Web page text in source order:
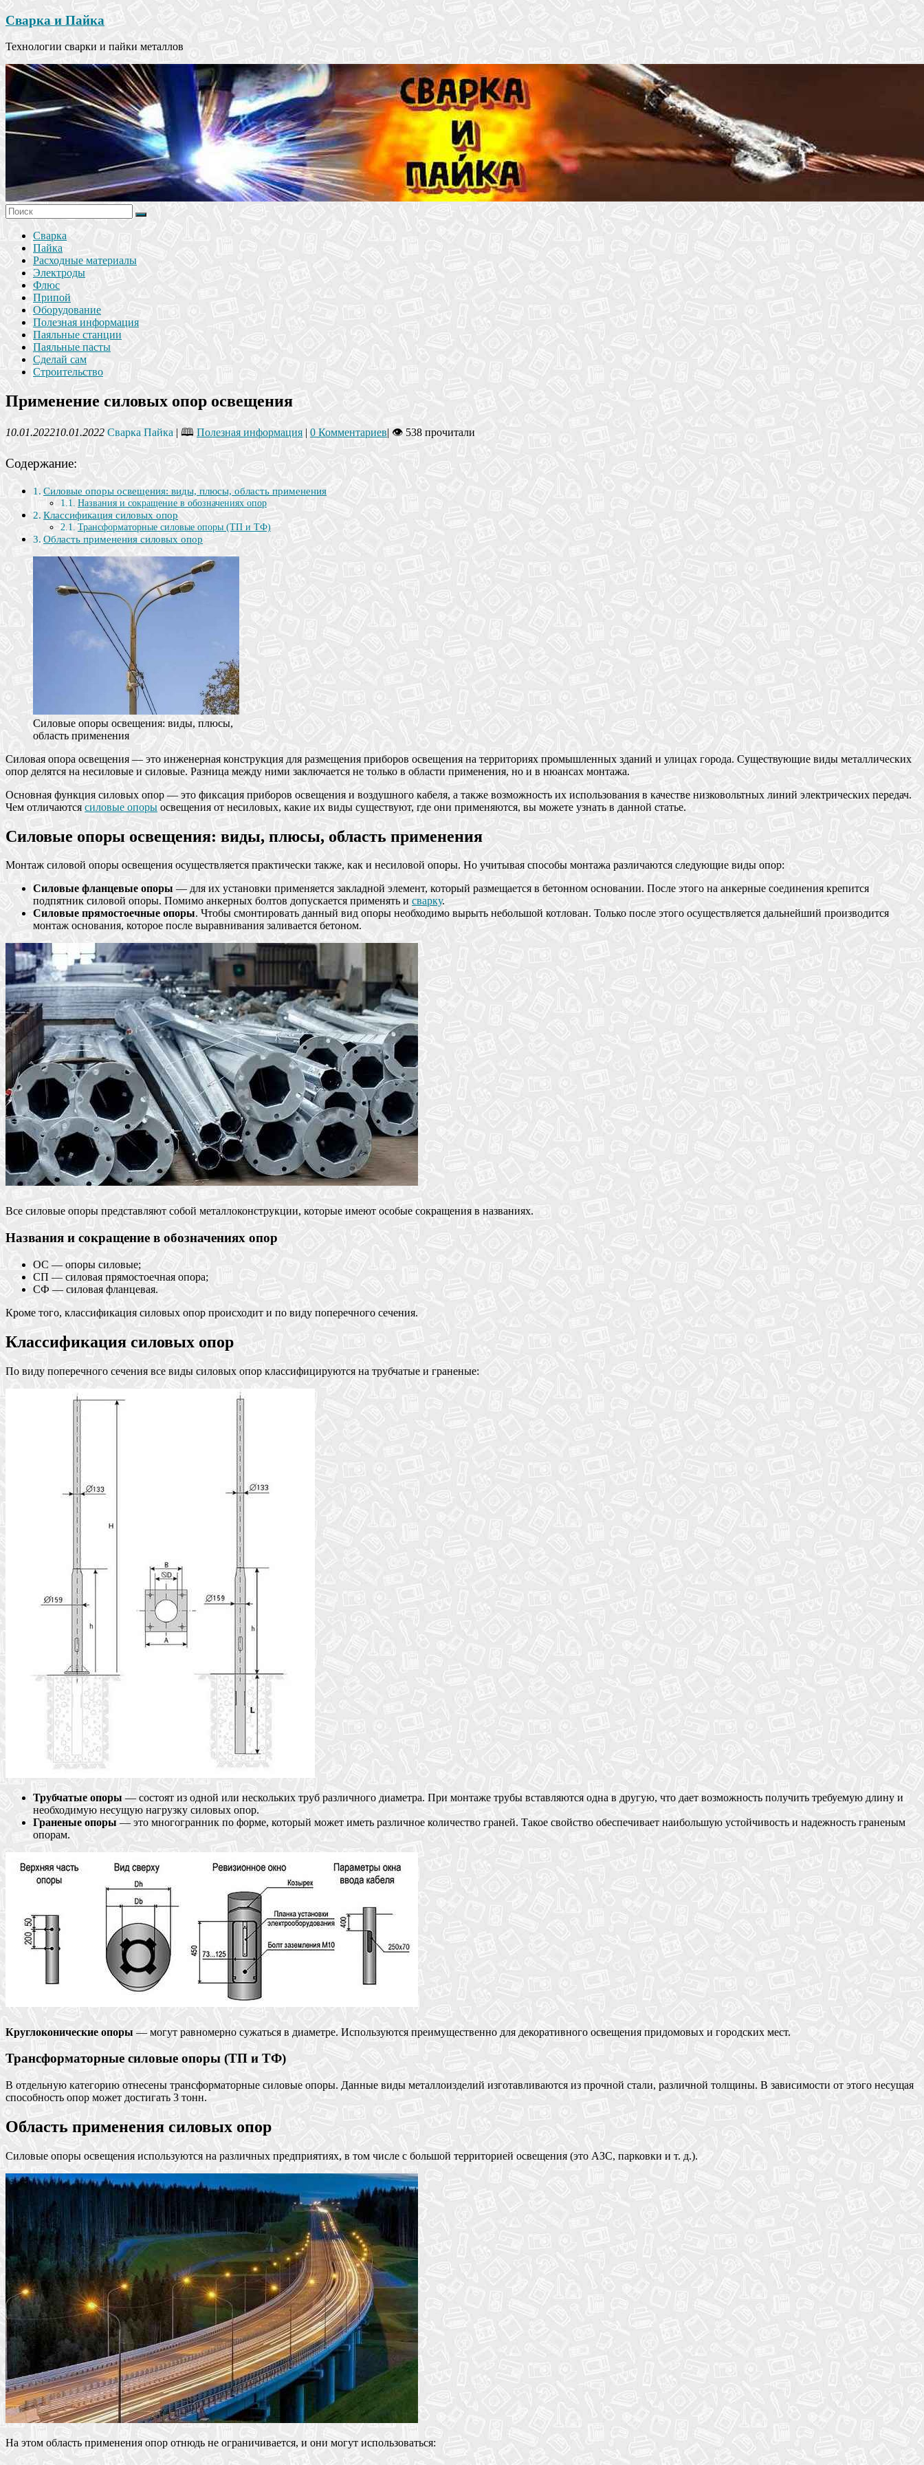
Сварка и Пайка
Технологии сварки и пайки металлов
Сварка
Пайка
Расходные материалы
Электроды
Флюс
Припой
Оборудование
Полезная информация
Паяльные станции
Паяльные пасты
Сделай сам
Строительство
Применение силовых опор освещения
10.01.202210.01.2022 Сварка Пайка | 🕮 Полезная информация | 0 Комментариев| 👁 538 прочитали
Содержание:
Силовые опоры освещения: виды, плюсы, область применения
Названия и сокращение в обозначениях опор
Классификация силовых опор
Трансформаторные силовые опоры (ТП и ТФ)
Область применения силовых опор
Силовые опоры освещения: виды, плюсы,
область применения
Силовая опора освещения — это инженерная конструкция для размещения приборов освещения на территориях промышленных зданий и улицах города. Существующие виды металлических
опор делятся на несиловые и силовые. Разница между ними заключается не только в области применения, но и в нюансах монтажа.
Основная функция силовых опор — это фиксация приборов освещения и воздушного кабеля, а также возможность их использования в качестве низковольтных линий электрических передач.
Чем отличаются силовые опоры освещения от несиловых, какие их виды существуют, где они применяются, вы можете узнать в данной статье.
Силовые опоры освещения: виды, плюсы, область применения
Монтаж силовой опоры освещения осуществляется практически также, как и несиловой опоры. Но учитывая способы монтажа различаются следующие виды опор:
Силовые фланцевые опоры— для их установки применяется закладной элемент, который размещается в бетонном основании. После этого на анкерные соединения крепится
подпятник силовой опоры. Помимо анкерных болтов допускается применять и сварку.
Силовые прямостоечные опоры. Чтобы смонтировать данный вид опоры необходимо вырыть небольшой котлован. Только после этого осуществляется дальнейший производится
монтаж основания, которое после выравнивания заливается бетоном.
Все силовые опоры представляют собой металлоконструкции, которые имеют особые сокращения в названиях.
Названия и сокращение в обозначениях опор
ОС — опоры силовые;
СП — силовая прямостоечная опора;
СФ — силовая фланцевая.
Кроме того, классификация силовых опор происходит и по виду поперечного сечения.
Классификация силовых опор
По виду поперечного сечения все виды силовых опор классифицируются на трубчатые и граненые:
Трубчатые опоры — состоят из одной или нескольких труб различного диаметра. При монтаже трубы вставляются одна в другую, что дает возможность получить требуемую длину и
необходимую несущую нагрузку силовых опор.
Граненые опоры— это многогранник по форме, который может иметь различное количество граней. Такое свойство обеспечивает наибольшую устойчивость и надежность граненым
опорам.
Круглоконические опоры — могут равномерно сужаться в диаметре. Используются преимущественно для декоративного освещения придомовых и городских мест.
Трансформаторные силовые опоры (ТП и ТФ)
В отдельную категорию отнесены трансформаторные силовые опоры. Данные виды металлоизделий изготавливаются из прочной стали, различной толщины. В зависимости от этого несущая
способность опор может достигать 3 тонн.
Область применения силовых опор
Силовые опоры освещения используются на различных предприятиях, в том числе с большой территорией освещения (это АЗС, парковки и т. д.).
На этом область применения опор отнюдь не ограничивается, и они могут использоваться: